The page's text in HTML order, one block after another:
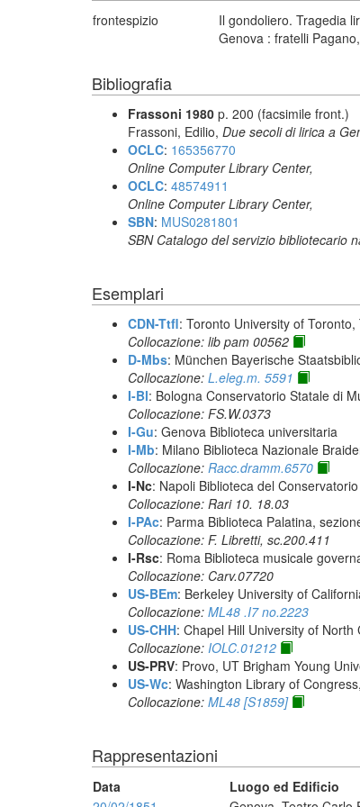
frontespizio
Il gondoliero. Tragedia
Genova : fratelli
Bibliografia
Frassoni 1980 p. 200 (facsimile front.)
Frassoni, Edilio, Due secoli di lirica a
OCLC: 165356770
Online Computer Library Center,
OCLC: 48574911
Online Computer Library Center,
SBN: MUS0281801
SBN Catalogo del servizio bibliotecario
Esemplari
CDN-Ttfl: Toronto University of
Collocazione: lib pam 00562
D-Mbs: München Bayerische
Collocazione: L.eleg.m. 5591
I-Bl: Bologna Conservatorio Statale di
Collocazione: FS.W.0373
I-Gu: Genova Biblioteca universitaria
I-Mb: Milano Biblioteca Nazionale
Collocazione: Racc.dramm.6570
I-Nc: Napoli Biblioteca del
Collocazione: Rari 10. 18.03
I-PAc: Parma Biblioteca Palatina,
Collocazione: F. Libretti, sc.200.411
I-Rsc: Roma Biblioteca musicale
Collocazione: Carv.07720
US-BEm: Berkeley University of
Collocazione: ML48 .I7 no.2223
US-CHH: Chapel Hill University of North
Collocazione: IOLC.01212
US-PRV: Provo, UT Brigham Young
US-Wc: Washington Library of
Collocazione: ML48 [S1859]
Rappresentazioni
Data Luogo ed Edificio